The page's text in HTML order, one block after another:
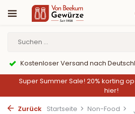
Kostenloser Versand nach
Super Summer Sale! 20% korting
hier!
Zurück Startseite Non-Food